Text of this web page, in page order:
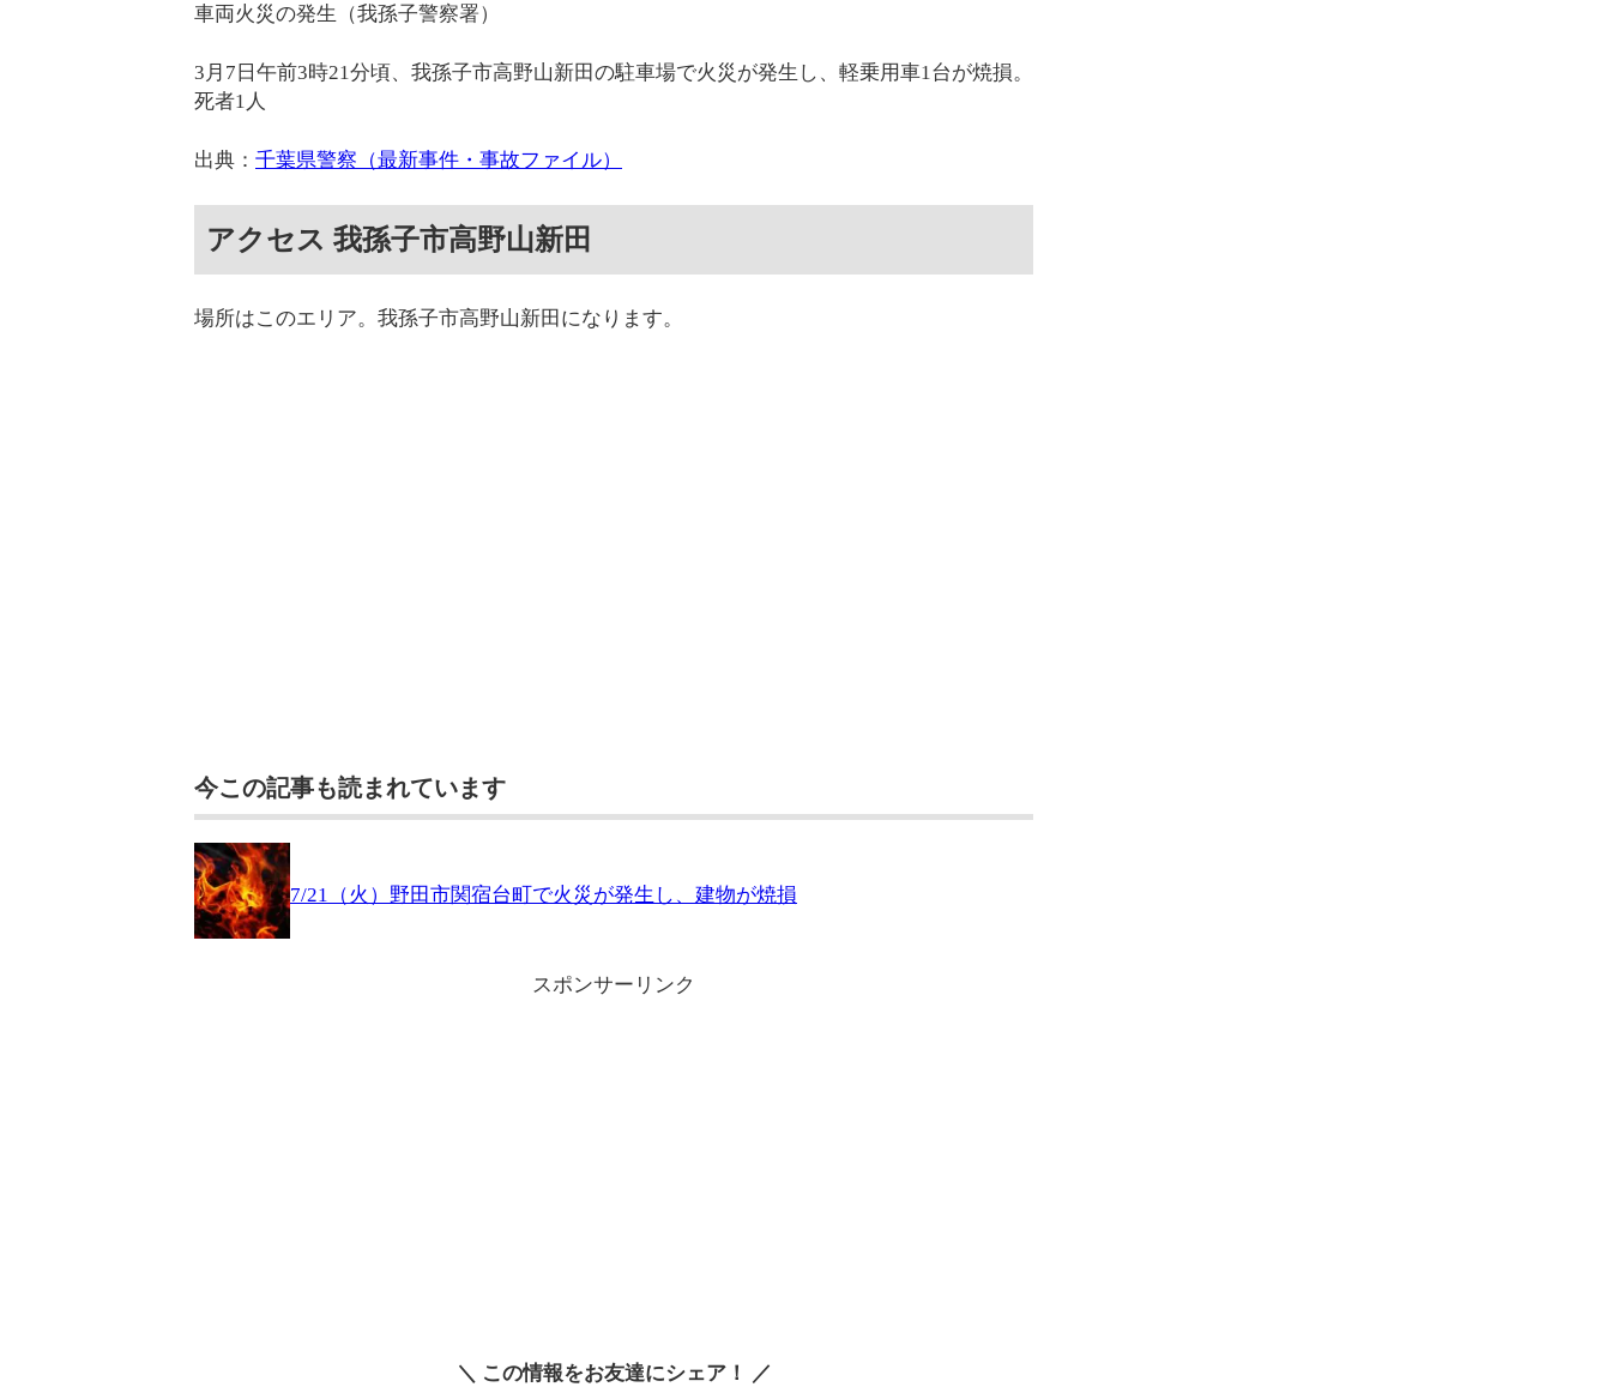
車両火災の発生（我孫子警察署）
3月7日午前3時21分頃、我孫子市高野山新田の駐車場で火災が発生し、軽乗用車1台が焼損。
死者1人
出典： 千葉県警察（最新事件・事故ファイル）
アクセス 我孫子市高野山新田
場所はこのエリア。我孫子市高野山新田になります。
今この記事も読まれています
7/21（火）野田市関宿台町で火災が発生し、建物が焼損
スポンサーリンク
＼ この情報をお友達にシェア！ ／